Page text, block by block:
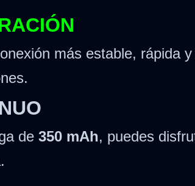
más estable, rápida y
de 350 mAh, puedes